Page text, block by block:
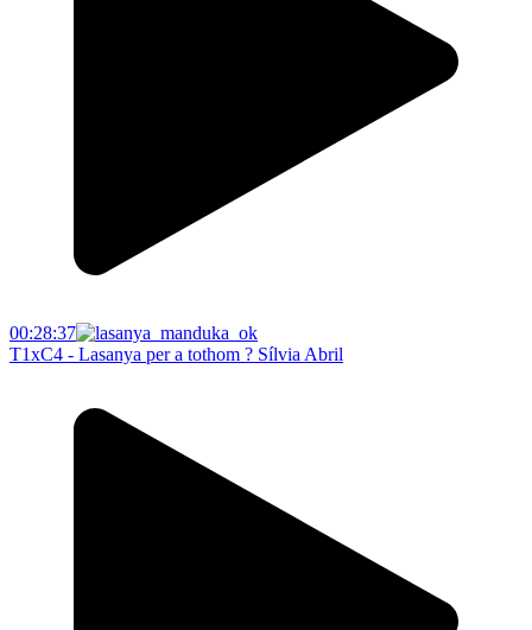
00:28:37
T1xC4 - Lasanya per a tothom ? Sílvia Abril